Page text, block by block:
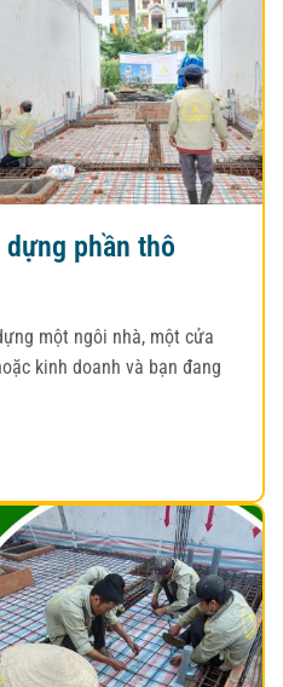
phần thô
một ngôi nhà, một cửa
kinh doanh và bạn đang